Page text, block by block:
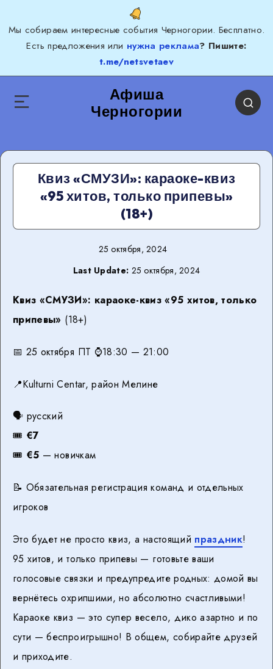
Мы собираем интересные события Черногории. Бесплатно.
Есть предложения или нужна реклама? Пишите:
t.me/netsvetaev
Афиша
Черногории
Квиз «СМУЗИ»: караоке-квиз
«95 хитов, только припевы»
(18+)
25 октября, 2024
Last Update: 25 октября, 2024
Квиз «СМУЗИ»: караоке-квиз «95 хитов, только
припевы» (18+)
📅 25 октября ПТ ⌚️18:30 — 21:00
📍Kulturni Centar, район Мелине
🗣 русский
🎟 €7
🎟 €5 — новичкам
📝 Обязательная регистрация команд и отдельных
игроков
Это будет не просто квиз, а настоящий праздник!
95 хитов, и только припевы — готовьте ваши
голосовые связки и предупредите родных: домой вы
вернётесь охрипшими, но абсолютно счастливыми!
Караоке квиз — это супер весело, дико азартно и по
сути — беспроигрышно! В общем, собирайте друзей
и приходите.